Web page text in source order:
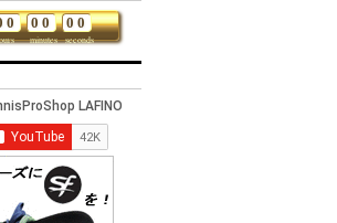
0
minutes
0 0
seconds
0 0